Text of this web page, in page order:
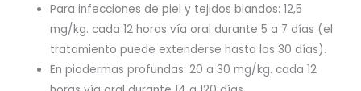
Para infecciones de piel y tejidos blandos: 12,5
mg/kg. cada 12 horas vía oral durante 5 a 7 días (el
tratamiento puede extenderse hasta los 30 días).
En piodermas profundas: 20 a 30 mg/kg. cada 12